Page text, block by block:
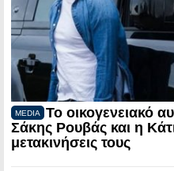
MEDIA
Το οικογενειακό
Σάκης Ρουβάς και η
μετακινήσεις τους